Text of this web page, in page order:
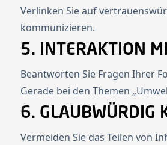
Verlinken Sie auf
kommunizieren.
5. INTERAKTION
Beantworten Sie Fragen Ihrer
Gerade bei den Themen
6. GLAUBWÜRDIG
Vermeiden Sie das Teilen von